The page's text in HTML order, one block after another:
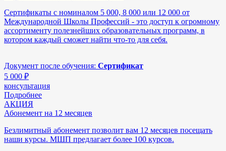
Сертификаты с номиналом 5 000, 8 000 или 12 000 от
Международной Школы Профессий - это доступ к огромному
ассортименту полезнейших образовательных программ, в
котором каждый сможет найти что-то для себя.
Документ после обучения: Сертификат
5 000 ₽
консультация
Подробнее
АКЦИЯ
Абонемент на 12 месяцев
Безлимитный абонемент позволит вам 12 месяцев посещать
наши курсы. МШП предлагает более 100 курсов.